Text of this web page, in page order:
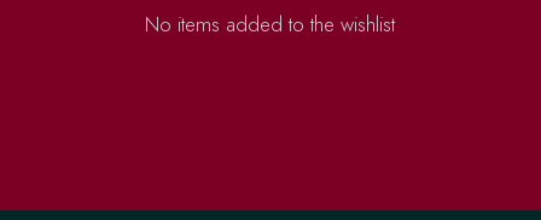
No items added to the wishlist